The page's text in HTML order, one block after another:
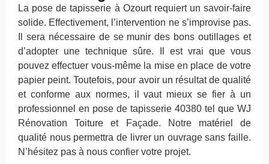
La pose de tapisserie à Ozourt requiert un savoir-faire
solide. Effectivement, l’intervention ne s’improvise pas.
Il sera nécessaire de se munir des bons outillages et
d’adopter une technique sûre. Il est vrai que vous
pouvez effectuer vous-même la mise en place de votre
papier peint. Toutefois, pour avoir un résultat de qualité
et conforme aux normes, il vaut mieux se fier à un
professionnel en pose de tapisserie 40380 tel que WJ
Rénovation Toiture et Façade. Notre matériel de
qualité nous permettra de livrer un ouvrage sans faille.
N’hésitez pas à nous confier votre projet.